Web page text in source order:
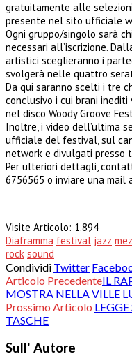
gratuitamente alle
presente nel sito ufficiale
Ogni gruppo/singolo sarà
necessari all’iscrizione.
artistici sceglieranno i
svolgerà nelle quattro
Da qui saranno scelti i tre
conclusivo i cui brani
nel disco Woody Groove
Inoltre, i video dell’ultima
ufficiale del festival, sul
network e divulgati presso
Per ulteriori dettagli,
6756565 o inviare una mail
Visite Articolo: 1.894
Diaframma festival jazz
rock sound
Condividi Twitter
Articolo PrecedenteIL
MOSTRA NELLA VILLE
Prossimo Articolo
TASCHE
Sull' Autore